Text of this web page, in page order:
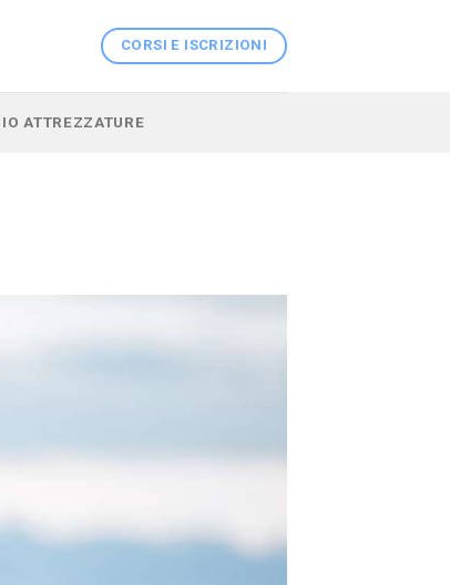
CORSI E ISCRIZIONI
ATTREZZATURE